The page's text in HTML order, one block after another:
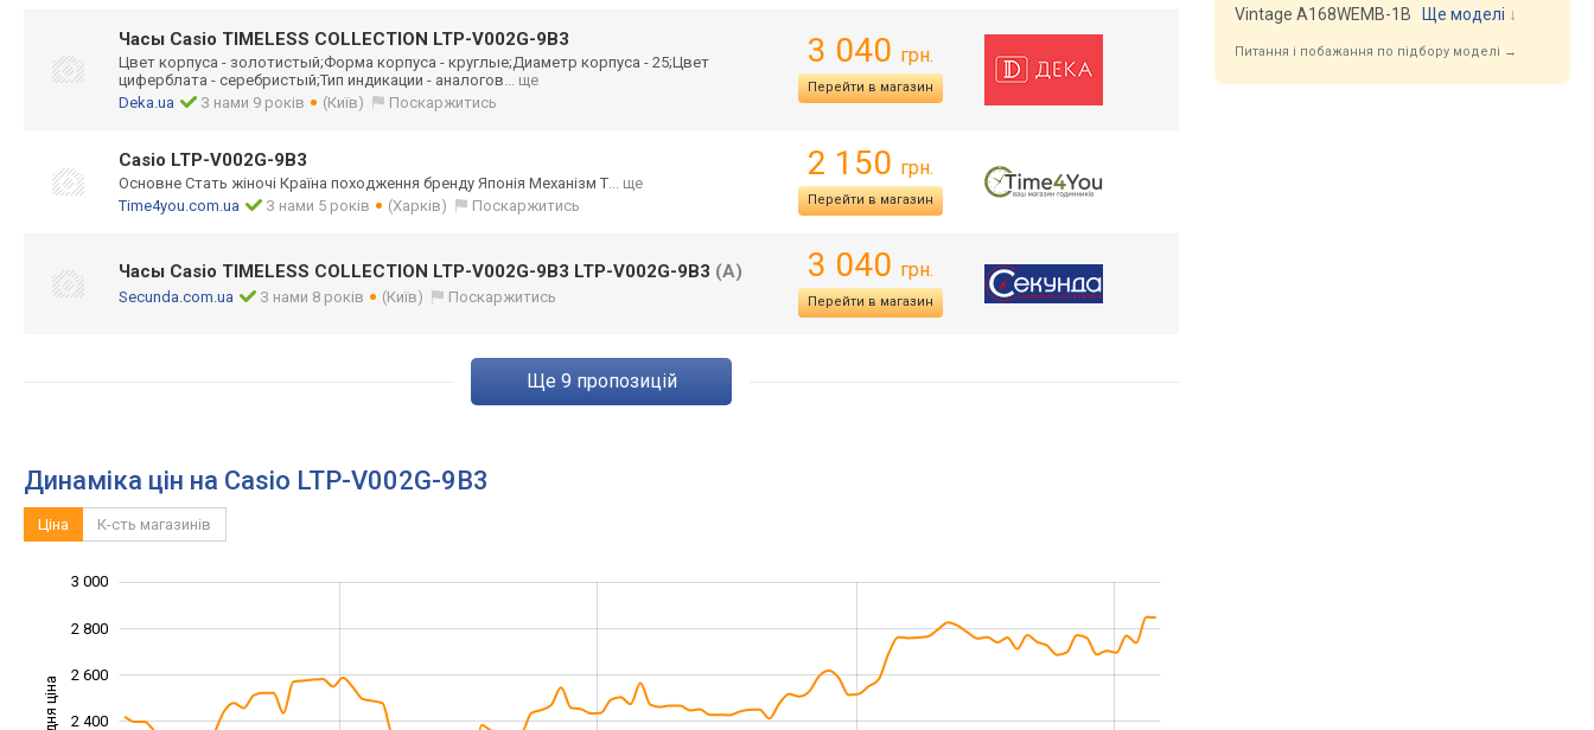
Часы Casio TIMELESS COLLECTION LTP-V002G-9B3
Цвет корпуса - золотистый;Форма корпуса - круглые;Диаметр корпуса - 25;Цвет
циферблата - серебристый;Тип индикации - аналогов... ще
Deka.ua
З нами 9 років (Київ) Поскаржитись
3 040 грн.
Перейти в магазин
Casio LTP-V002G-9B3
Основне Стать жіночі Країна походження бренду Японія Механізм Т... ще
Time4you.com.ua
З нами 5 років (Харків) Поскаржитись
2 150 грн.
Перейти в магазин
Часы Casio TIMELESS COLLECTION LTP-V002G-9B3 LTP-V002G-9B3 (A)
Secunda.com.ua З нами 8 років (Київ) Поскаржитись
3 040 грн.
Перейти в магазин
ще 9пропозицій
Динаміка цін на Casio LTP-V002G-9B3
Ціна К-сть магазинів
1 800
2 400
2 600
2 800
3 000
Vintage A168WEMB-1B
Ще моделі ↓
Питання і побажання по підбору моделі →